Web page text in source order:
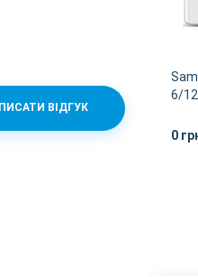
ВІДГУК
Alpine White
6/
0